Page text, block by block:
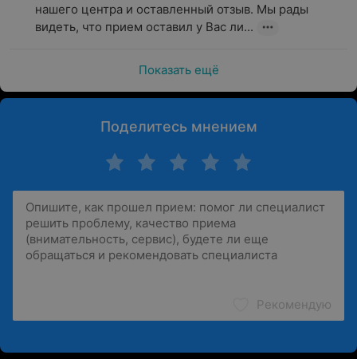
нашего центра и оставленный отзыв. Мы рады
видеть, что прием оставил у Вас ли...
Показать ещё
Поделитесь мнением
Рекомендую